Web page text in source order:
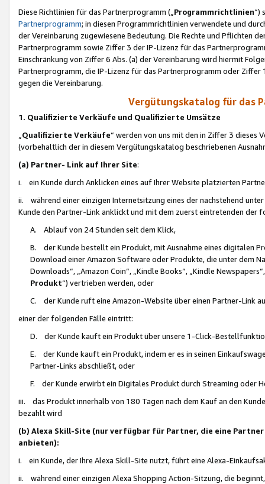
Diese Richtlinien für das Partnerprogramm („Programmrichtlinien“)
Partnerprogramm; in diesen Programmrichtlinien verwendete und
der Vereinbarung zugewiesene Bedeutung. Die Rechte und Pflichten
Partnerprogramm sowie Ziffer 3 der IP-Lizenz für das
Einschränkung von Ziffer 6 Abs. (a) der Vereinbarung wird hiermit
Partnerprogramm, die IP-Lizenz für das Partnerprogramm oder
gegen die Vereinbarung.
Vergütungskatalog für das
1. Qualifizierte Verkäufe und Qualifizierte Umsätze
Qualifizierte Verkäufe“ werden von uns mit den in Ziffer 3
(vorbehaltlich der in diesem Vergütungskatalog beschriebenen
(a) Partner- Link auf Ihrer Site:
i. ein Kunde durch Anklicken eines auf Ihrer Website platzierten
ii. während einer einzigen Internetsitzung eines der nachstehend
Kunde den Partner-Link anklickt und mit dem zuerst eintretenden der
A. Ablauf von 24 Stunden seit dem Klick,
B. der Kunde bestellt ein Produkt, mit Ausnahme eines digitalen
Download einer Amazon Software oder Produkte, die unter dem
Downloads“, „Amazon Coin“, „Kindle Books“, „Kindle
Produkt“) vertrieben werden, oder
C. der Kunde ruft eine Amazon-Website über einen Partner-Link
einer der folgenden Fälle eintritt:
D. der Kunde kauft ein Produkt über unsere 1-Click-
E. der Kunde kauft ein Produkt, indem er es in seinen
Partner-Links abschließt, oder
F. der Kunde erwirbt ein Digitales Produkt durch Streaming oder
iii. das Produkt innerhalb von 180 Tagen nach dem Kauf an den
bezahlt wird
(b) Alexa Skill-Site (nur verfügbar für Partner, die eine
anbieten):
i. ein Kunde, der Ihre Alexa Skill-Site nutzt, führt eine Alexa-
ii. während einer einzigen Alexa Shopping Action-Sitzung, die